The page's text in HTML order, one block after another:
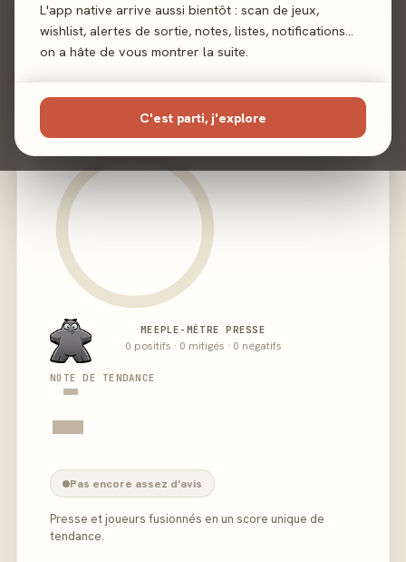
L'app native arrive aussi bientôt : scan de jeux,
wishlist, alertes de sortie, notes, listes, notifications…
on a hâte de vous montrer la suite.
C'est parti, j'explore
-
MEEPLE-MÈTRE PRESSE
0 positifs · 0 mitigés · 0 négatifs
NOTE DE TENDANCE
-
Pas encore assez d'avis
Presse et joueurs fusionnés en un score unique de
tendance.